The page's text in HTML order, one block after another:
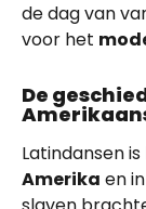
de dag van
voor het
De
Latindansen
Amerika en